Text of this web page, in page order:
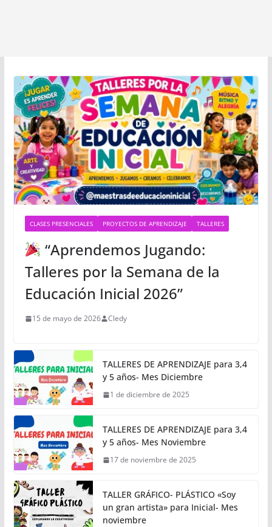
CLASES PRESENCIALES PROYECTOS DE APRENDIZAJE TALLERES
“Aprendemos Jugando:
Talleres por la Semana de la
Educación Inicial 2026”
15 de mayo de 2026 Cledy
TALLERES DE APRENDIZAJE para 3,4
y 5 años- Mes Diciembre
1 de diciembre de 2025
TALLERES DE APRENDIZAJE para 3,4
y 5 años- Mes Noviembre
17 de noviembre de 2025
TALLER GRÁFICO- PLÁSTICO «Soy
un gran artista» para Inicial- Mes
noviembre